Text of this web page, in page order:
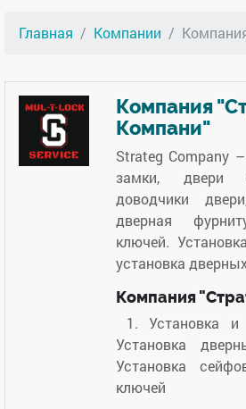
Главная Компании
Компания
Компани"
Strateg Company
замки, двери
доводчики
дверная
ключей.
установка
Компания
1. Установка
Установка
Установка
ключей